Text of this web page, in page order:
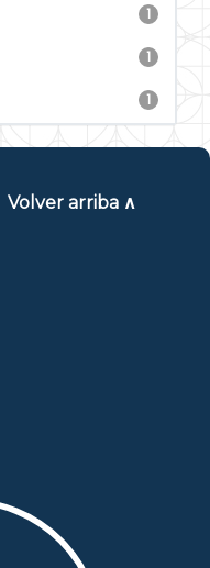
1
1
1
Volver arriba ∧